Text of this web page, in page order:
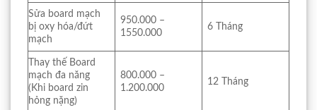
Sửa board mạch
bị oxy hóa/đứt
mạch
950.000 –
1550.000
6 Tháng
Thay thế Board
mạch đa năng
(Khi board zin
hỏng nặng)
800.000 –
1.200.000
12 Tháng